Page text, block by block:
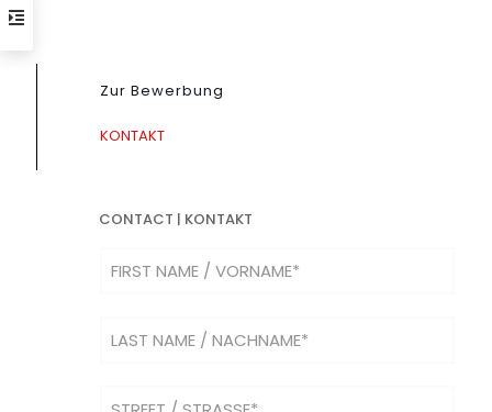
Zur Bewerbung
KONTAKT
CONTACT | KONTAKT